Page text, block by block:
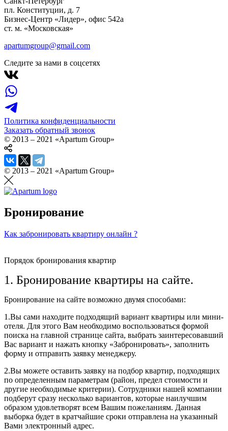
пл. Конституции, д. 7
Бизнес-Центр «Лидер», офис 542a
ст. м. «Московская»
apartumgroup@gmail.com
Следите за нами в соцсетях
Политика конфиденциальности
Заказать обратный звонок
© 2013 – 2021 «Apartum Group»
© 2013 – 2021 «Apartum Group»
Бронирование
Как забронировать квартиру онлайн ?
Порядок бронирования квартир
1. Бронирование квартиры на сайте.
Бронирование на сайте возможно двумя способами:
1.Вы сами находите подходящий вариант квартиры или мини-
отеля. Для этого Вам необходимо воспользоваться формой
поиска на главной странице сайта, выбрать заинтересовавший
Вас вариант и нажать кнопку «Забронировать», заполнить
форму и отправить заявку менеджеру.
2.Вы можете оставить заявку на подбор квартир, подходящих
по определенным параметрам (район, предел стоимости и
другие необходимые критерии). Сотрудники нашей компании
подберут сразу несколько вариантов, которые наилучшим
образом удовлетворят всем Вашим пожеланиям. Данная
выборка будет в кратчайшие сроки отправлена на указанный
Вами электронный адрес.